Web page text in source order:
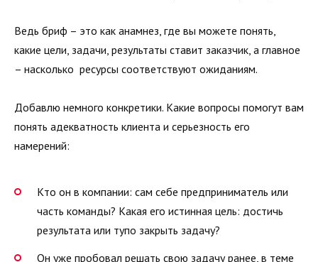
Ведь бриф – это как анамнез, где вы можете понять,
какие цели, задачи, результаты ставит заказчик, а главное
– насколько ресурсы соответствуют ожиданиям.
Добавлю немного конкретики. Какие вопросы помогут вам
понять адекватность клиента и серьезность его
намерений:
Кто он в компании: сам себе предприниматель или
часть команды? Какая его истинная цель: достичь
результата или тупо закрыть задачу?
Он уже пробовал решать свою задачу ранее, в теме